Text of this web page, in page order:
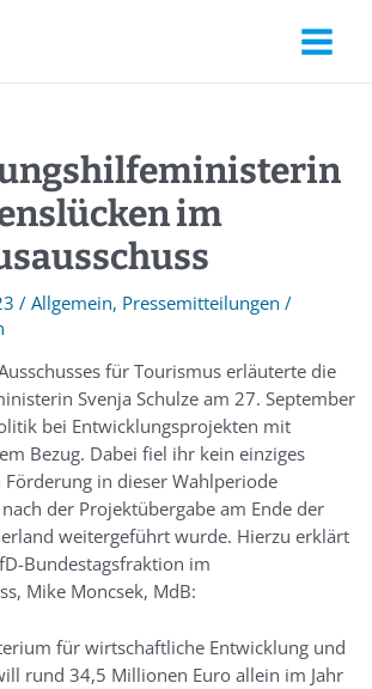
im
/ Allgemein, Pressemitteilungen /
für Tourismus erläuterte die
Svenja Schulze am 27. September
bei Entwicklungsprojekten mit
Bezug. Dabei fiel ihr kein einziges
Förderung in dieser Wahlperiode
der Projektübergabe am Ende der
weitergeführt wurde. Hierzu erklärt
Bundestagsfraktion im
Mike Moncsek, MdB:
für wirtschaftliche Entwicklung und
rund 34,5 Millionen Euro allein im Jahr